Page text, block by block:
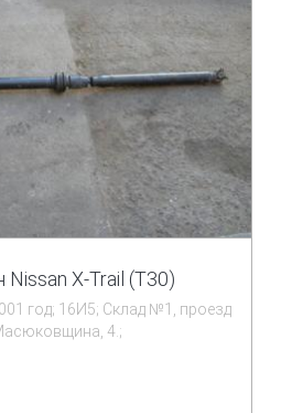
Nissan X-Trail (T30)
год; 16И5; Склад №1, проезд
4.;